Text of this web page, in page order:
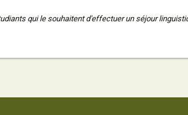
qui le souhaitent d'effectuer un séjour